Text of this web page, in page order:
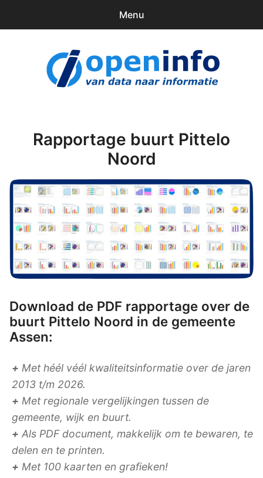
Menu
Downloads
Rapportage buurt Pittelo
Noord
Download de PDF rapportage over de
buurt Pittelo Noord in de gemeente
Assen:
+ Met héél véél kwaliteitsinformatie over de jaren
2013 t/m 2026.
+ Met regionale vergelijkingen tussen de
gemeente, wijk en buurt.
+ Als PDF document, makkelijk om te bewaren, te
delen en te printen.
+ Met 100 kaarten en grafieken!